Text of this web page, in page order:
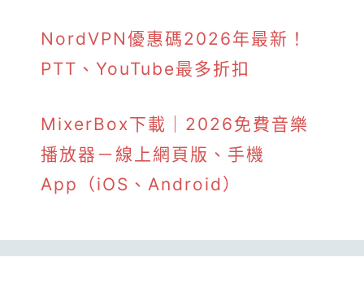
NordVPN優惠碼2026年最新！
PTT、YouTube最多折扣
MixerBox下載｜2026免費音樂
播放器－線上網頁版、手機
App（iOS、Android）